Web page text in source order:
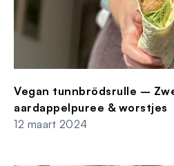
Vegan tunnbrödsrulle –
aardappelpuree & worstjes
12 maart 2024